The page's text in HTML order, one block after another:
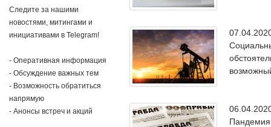
Следите за нашими
новостями, митингами и
инициативами в Telegram!
- Оперативная информация
- Обсуждение важных тем
- Возможность обратиться
напрямую
- Анонсы встреч и акций
Пандемия